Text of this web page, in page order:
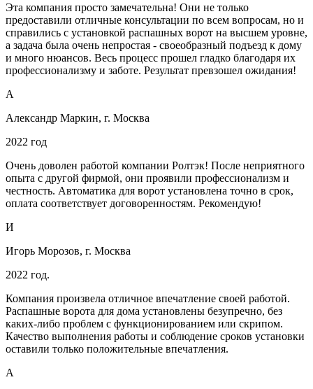
Эта компания просто замечательна! Они не только
предоставили отличные консультации по всем вопросам, но и
справились с установкой распашных ворот на высшем уровне,
а задача была очень непростая - своеобразный подъезд к дому
и много нюансов. Весь процесс прошел гладко благодаря их
профессионализму и заботе. Результат превзошел ожидания!
А
Александр Маркин, г. Москва
2022 год
Очень доволен работой компании Ролтэк! После неприятного
опыта с другой фирмой, они проявили профессионализм и
честность. Автоматика для ворот установлена точно в срок,
оплата соответствует договоренностям. Рекомендую!
И
Игорь Морозов, г. Москва
2022 год.
Компания произвела отличное впечатление своей работой.
Распашные ворота для дома установлены безупречно, без
каких-либо проблем с функционированием или скрипом.
Качество выполнения работы и соблюдение сроков установки
оставили только положительные впечатления.
А